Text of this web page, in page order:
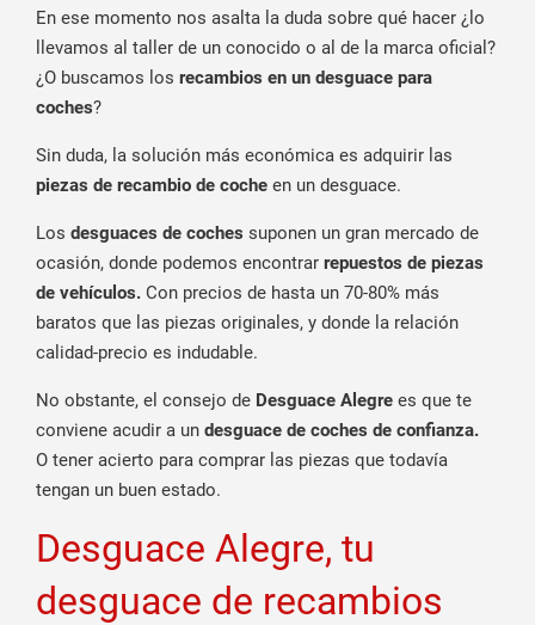
En ese momento nos asalta la duda sobre qué hacer ¿lo
llevamos al taller de un conocido o al de la marca oficial?
¿O buscamos los recambios en un desguace para
coches?
Sin duda, la solución más económica es adquirir las
piezas de recambio de coche en un desguace.
Los desguaces de coches suponen un gran mercado de
ocasión, donde podemos encontrar repuestos de piezas
de vehículos. Con precios de hasta un 70-80% más
baratos que las piezas originales, y donde la relación
calidad-precio es indudable.
No obstante, el consejo de Desguace Alegre es que te
conviene acudir a un desguace de coches de confianza.
O tener acierto para comprar las piezas que todavía
tengan un buen estado.
Desguace Alegre, tu
desguace de recambios